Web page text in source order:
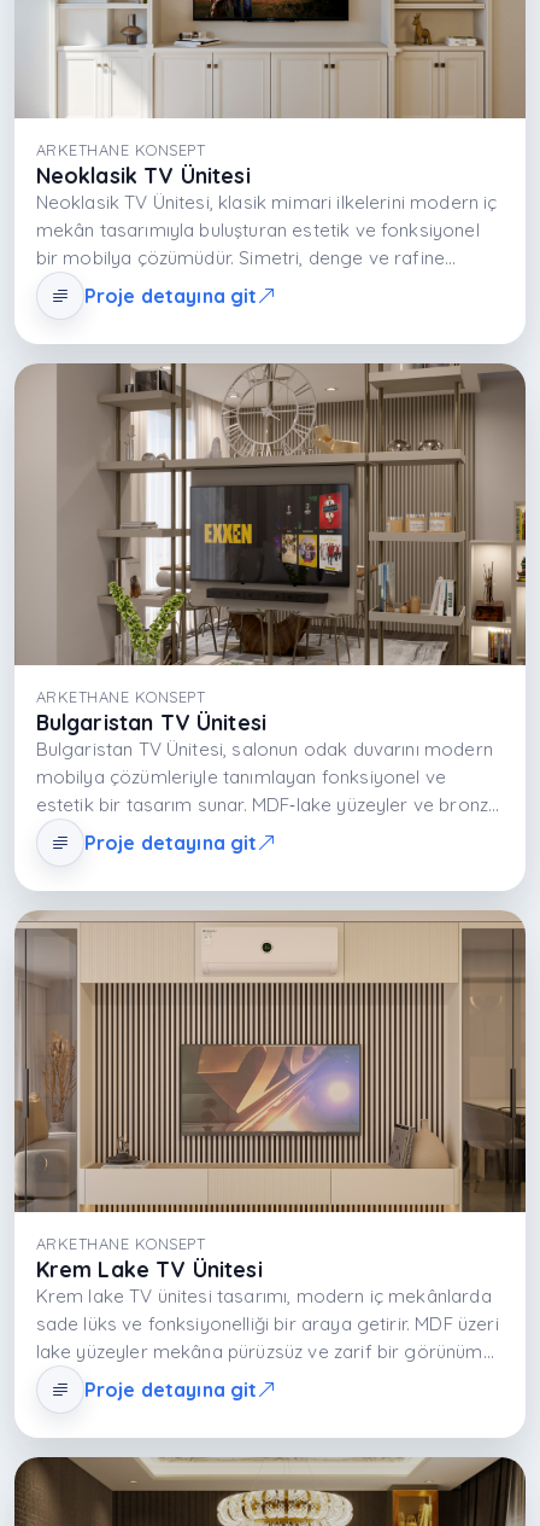
ARKETHANE KONSEPT
Neoklasik TV Ünitesi
Neoklasik TV Ünitesi, klasik mimari ilkelerini modern iç
mekân tasarımıyla buluşturan estetik ve fonksiyonel
bir mobilya çözümüdür. Simetri, denge ve rafine
detaylarla salonun odak noktasını güçlendirir. Nötr
tonlar, kaliteli yüzeyler ve zarif çerçeve detayları
mekânı geniş ve şık gösterirken entegre depolama
alanları günlük yaşamı düzenli ve konforlu kılar.
Proje detayına git
ARKETHANE KONSEPT
Bulgaristan TV Ünitesi
Bulgaristan TV Ünitesi, salonun odak duvarını modern
mobilya çözümleriyle tanımlayan fonksiyonel ve
estetik bir tasarım sunar. MDF‑lake yüzeyler ve bronz
ayna detaylar mekâna modern bir karakter kazandırır;
nötr krem‑beige palet salonu ferah ve düzenli gösterir.
Açık ve kapalı depolama alanları sayesinde medya
ekipmanı ile dekoratif objeler dengeli bir şekilde
yerleştirilir, böylece salon yaşamı konforlu ve görsel
olarak zengin hale gelir.
Proje detayına git
ARKETHANE KONSEPT
Krem Lake TV Ünitesi
Krem lake TV ünitesi tasarımı, modern iç mekânlarda
sade lüks ve fonksiyonelliği bir araya getirir. MDF üzeri
lake yüzeyler mekâna pürüzsüz ve zarif bir görünüm
kazandırırken krem tonları alanı daha ferah ve geniş
hissettirir. Açık ve kapalı depolama çözümleri medya
ekipmanının düzenli yerleşimini sağlar. Minimal çizgiler
ve yatay kurgu sayesinde salon veya yatak odası
dengeli ve zamansız bir yaşam alanına dönüşür.
Proje detayına git